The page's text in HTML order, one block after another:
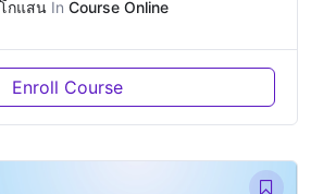
กแสน In Course Online
Enroll Course